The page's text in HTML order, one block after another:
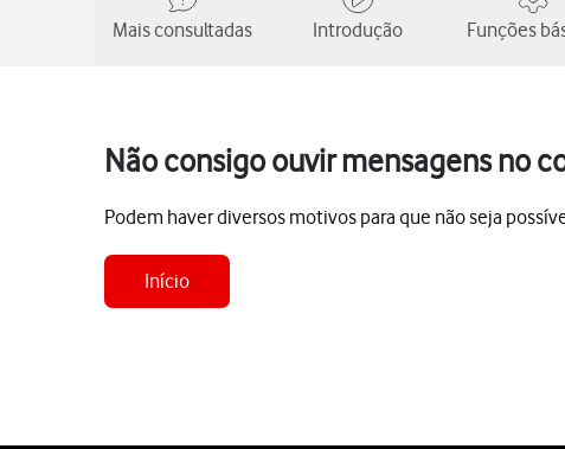
Mais consultadas Introdução Funções
Não consigo ouvir mensagens no
Podem haver diversos motivos para que não seja
Início